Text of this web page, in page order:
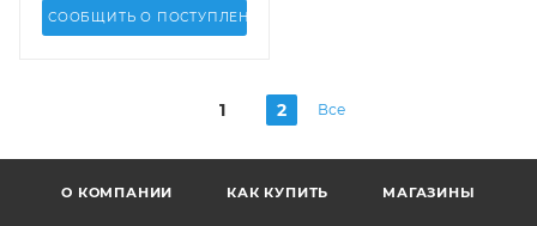
СООБЩИТЬ О ПОСТУПЛЕНИИ
1 2 Все
О КОМПАНИИ КАК КУПИТЬ МАГАЗИНЫ